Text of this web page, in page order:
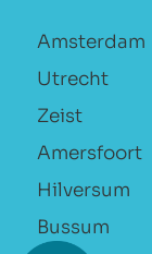
Amsterdam
Utrecht
Zeist
Amersfoort
Hilversum
Bussum